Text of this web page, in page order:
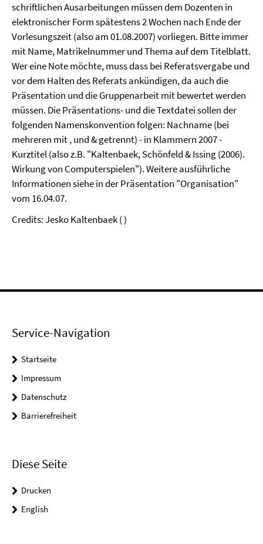
schriftlichen Ausarbeitungen müssen dem Dozenten in
elektronischer Form spätestens 2 Wochen nach Ende der
Vorlesungszeit (also am01.08.2007) vorliegen. Bitte immer
mit Name, Matrikelnummer und Thema auf dem Titelblatt.
Wer eine Note möchte, muss dass bei Referatsvergabe und
vor dem Halten des Referats ankündigen, da auch die
Präsentation und die Gruppenarbeit mit bewertet werden
müssen. Die Präsentations- und die Textdatei sollen der
folgenden Namenskonvention folgen: Nachname (bei
mehreren mit , und & getrennt) - in Klammern 2007 -
Kurztitel (also z.B. "Kaltenbaek, Schönfeld & Issing (2006).
Wirkung von Computerspielen"). Weitere ausführliche
Informationen siehe in der Präsentation "Organisation"
vom 16.04.07.
Credits: Jesko Kaltenbaek ( )
Service-Navigation
Startseite
Impressum
Datenschutz
Barrierefreiheit
Diese Seite
Drucken
English